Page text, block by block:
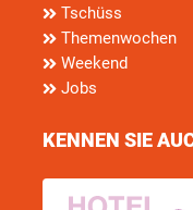
Tschüss
Themenwochen
Weekend
Jobs
KENNEN SIE